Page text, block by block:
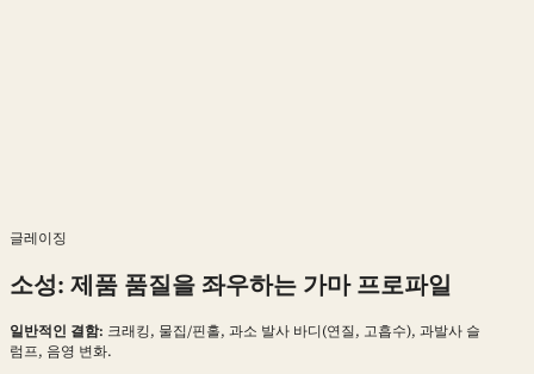
글레이징
소성: 제품 품질을 좌우하는 가마 프로파일
일반적인 결함: 크래킹, 물집/핀홀, 과소 발사 바디(연질, 고흡수), 과발사 슬
럼프, 음영 변화.